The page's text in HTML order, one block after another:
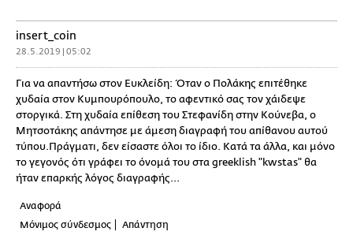
insert_coin
28.5.2019 | 05:02
Για να απαντήσω στον Ευκλείδη: Όταν ο Πολάκης επιτέθηκε
χυδαία στον Κυμπουρόπουλο, το αφεντικό σας τον χάιδεψε
στοργικά. Στη χυδαία επίθεση του Στεφανίδη στην Κούνεβα, ο
Μητσοτάκης απάντησε με άμεση διαγραφή του απίθανου αυτού
τύπου.Πράγματι, δεν είσαστε όλοι το ίδιο. Κατά τα άλλα, και μόνο
το γεγονός ότι γράφει το όνομά του στα greeklish "kwstas" θα
ήταν επαρκής λόγος διαγραφής...
Αναφορά
Μόνιμος σύνδεσμος
Απάντηση